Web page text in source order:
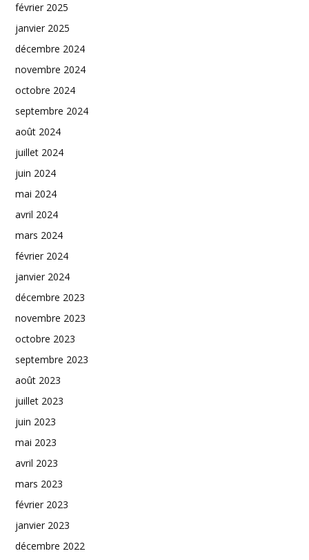
février 2025
janvier 2025
décembre 2024
novembre 2024
octobre 2024
septembre 2024
août 2024
juillet 2024
juin 2024
mai 2024
avril 2024
mars 2024
février 2024
janvier 2024
décembre 2023
novembre 2023
octobre 2023
septembre 2023
août 2023
juillet 2023
juin 2023
mai 2023
avril 2023
mars 2023
février 2023
janvier 2023
décembre 2022